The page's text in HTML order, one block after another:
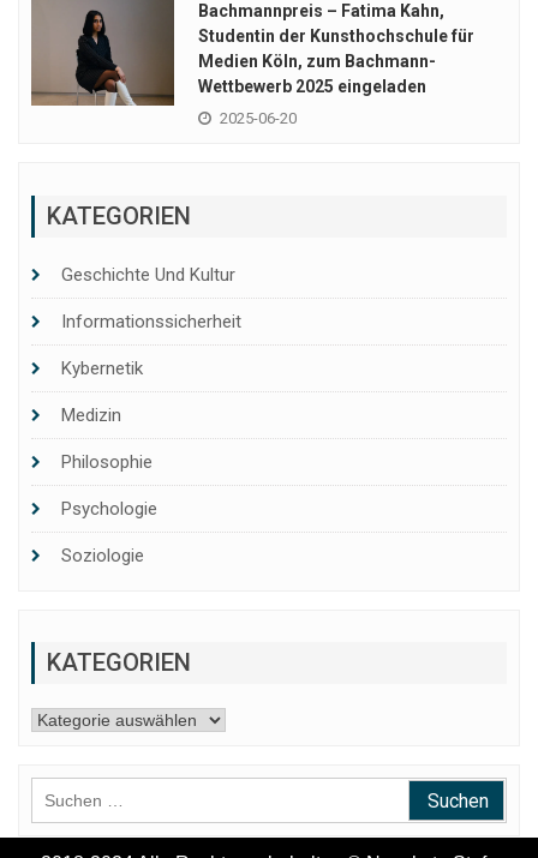
Bachmannpreis – Fatima Kahn,
Studentin der Kunsthochschule für
Medien Köln, zum Bachmann-
Wettbewerb 2025 eingeladen
2025-06-20
KATEGORIEN
Geschichte Und Kultur
Informationssicherheit
Kybernetik
Medizin
Philosophie
Psychologie
Soziologie
KATEGORIEN
Kategorien